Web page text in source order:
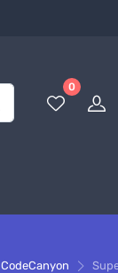
0
CodeCanyon